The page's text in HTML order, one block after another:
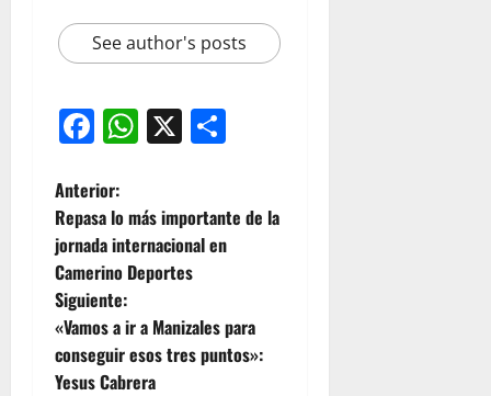
See author's posts
Facebook
WhatsApp
X
Anterior:
Repasa lo más importante de la
jornada internacional en
Camerino Deportes
Siguiente:
«Vamos a ir a Manizales para
conseguir esos tres puntos»:
Yesus Cabrera